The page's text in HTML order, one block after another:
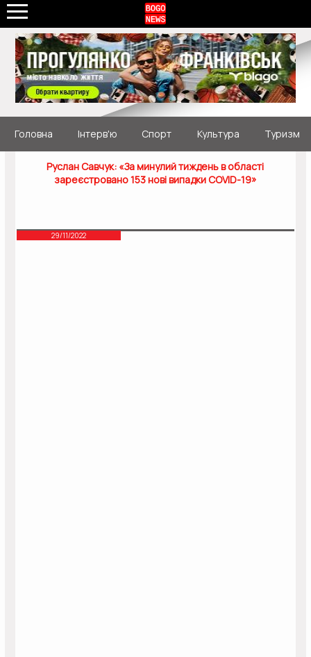
Головна Інтерв'ю Спорт Культура Туризм
Руслан Савчук: «За минулий тиждень в області
зареєстровано 153 нові випадки COVID-19»
29/11/2022